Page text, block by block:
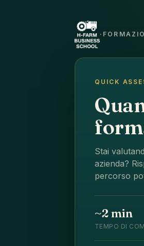
·
QUICK
Stai
azienda?
percorso
~2 min
TEMPO DI